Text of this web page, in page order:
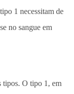
tipos. O tipo 1, em